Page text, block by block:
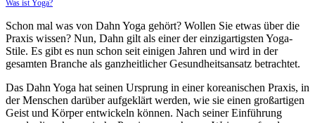
Was ist Yoga?
Schon mal was von Dahn Yoga gehört? Wollen Sie etwas über die
Praxis wissen? Nun, Dahn gilt als einer der einzigartigsten Yoga-
Stile. Es gibt es nun schon seit einigen Jahren und wird in der
gesamten Branche als ganzheitlicher Gesundheitsansatz betrachtet.
Das Dahn Yoga hat seinen Ursprung in einer koreanischen Praxis, in
der Menschen darüber aufgeklärt werden, wie sie einen großartigen
Geist und Körper entwickeln können. Nach seiner Einführung